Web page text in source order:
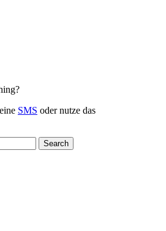
SMS oder nutze das
Search